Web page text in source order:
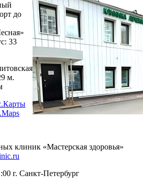
до
33
м.
клиник «Мастерская здоровья»
г. Санкт-Петербург